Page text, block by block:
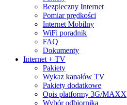
Bezpieczny Internet
Pomiar prędkości
Internet Mobilny
WiFi poradnik
FAQ
Dokumenty
Internet + TV
Pakiety
Wykaz kanałów TV
Pakiety dodatkowe
Opis platformy 3G/MAXX
Wybór odbiornika